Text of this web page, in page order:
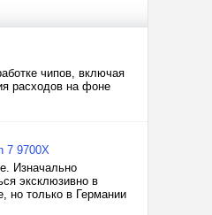
чипов, включая
расходов на фоне
7 9700X
Изначально
эксклюзивно в
но только в Германии